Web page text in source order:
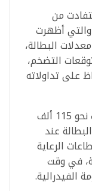
من
والتي أظهرت
البطالة،
التضخم،
على تداولاته
وأشار إلى أن الاقتصاد الأمريكي أضاف نحو 115 ألف
عند
الرعاية
في وقت
الفيدرالية.